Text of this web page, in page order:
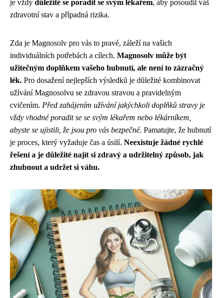
je vždy důležité se poradit se svým lékařem, aby posoudil váš
zdravotní stav a případná rizika.
Zda je Magnosolv pro vás to pravé, záleží na vašich
individuálních potřebách a cílech. Magnosolv může být
užitečným doplňkem vašeho hubnutí, ale není to zázračný
lék. Pro dosažení nejlepších výsledků je důležité kombinovat
užívání Magnosolvu se zdravou stravou a pravidelným
cvičením. Před zahájením užívání jakýchkoli doplňků stravy je
vždy vhodné poradit se se svým lékařem nebo lékárníkem,
abyste se ujistili, že jsou pro vás bezpečné. Pamatujte, že hubnutí
je proces, který vyžaduje čas a úsilí. Neexistuje žádné rychlé
řešení a je důležité najít si zdravý a udržitelný způsob, jak
zhubnout a udržet si váhu.